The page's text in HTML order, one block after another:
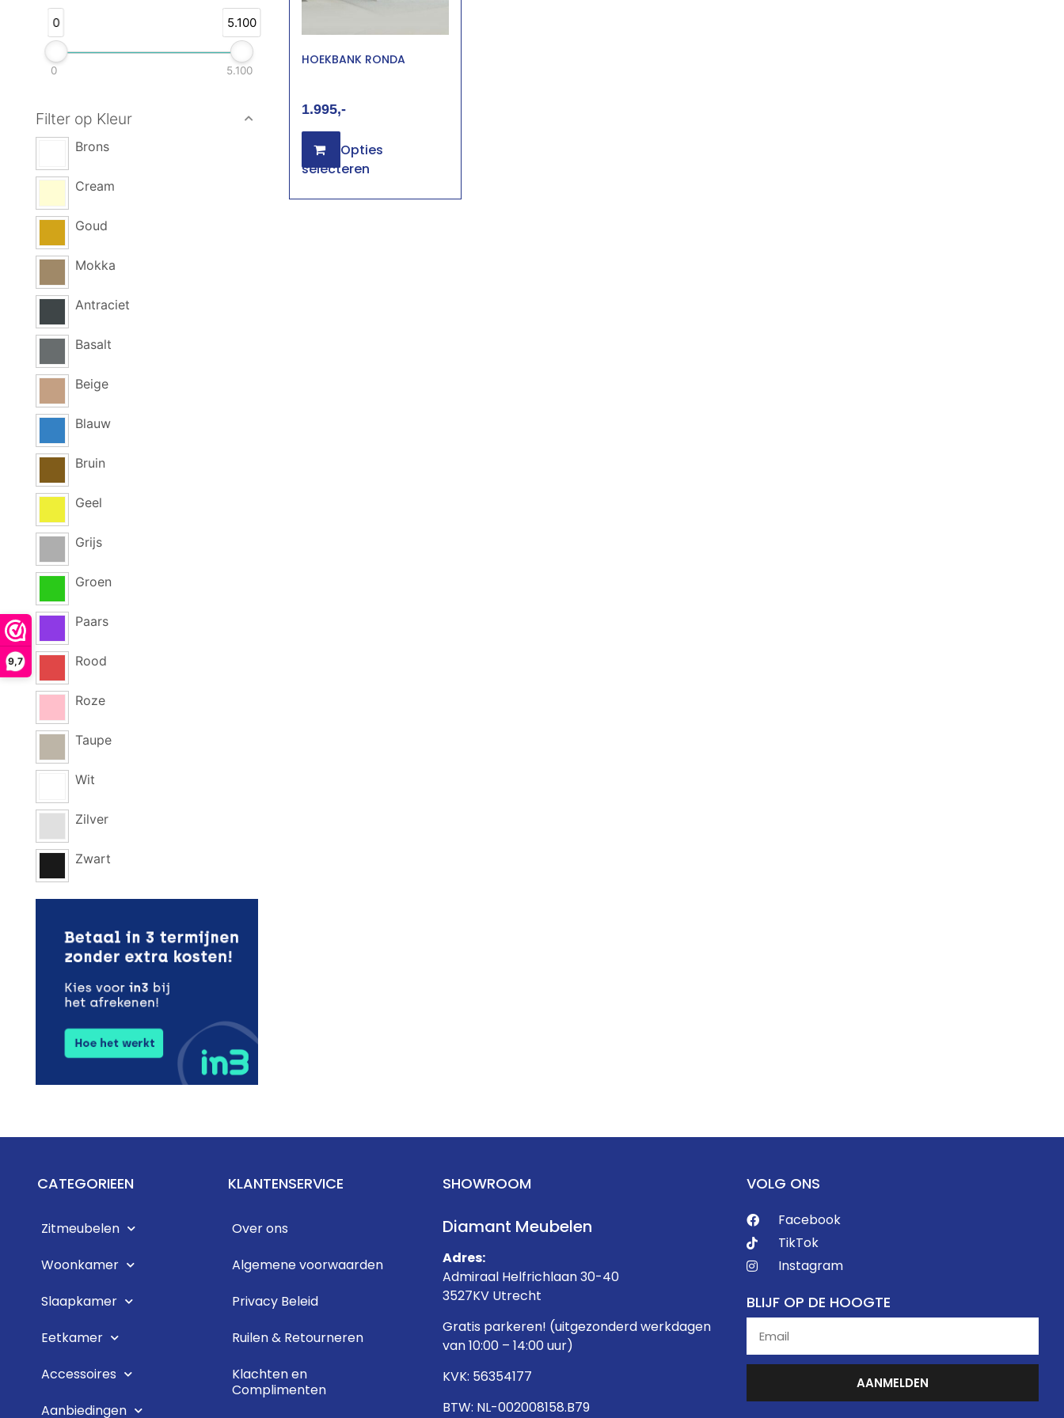
9,7
0 5.100
0 5.100
Filter op Kleur
Brons
Cream
Goud
Mokka
Antraciet
Basalt
Beige
Blauw
Bruin
Geel
Grijs
Groen
Paars
Rood
Roze
Taupe
Wit
Zilver
Zwart
HOEKBANK RONDA
1.995
Opties
selecteren
CATEGORIEEN
Zitmeubelen
Woonkamer
Slaapkamer
Eetkamer
Accessoires
Aanbiedingen
KLANTENSERVICE
Over ons
Algemene voorwaarden
Privacy Beleid
Ruilen & Retourneren
Klachten en
Complimenten
SHOWROOM
Diamant Meubelen
Adres:
Admiraal Helfrichlaan 30-40
3527KV Utrecht
Gratis parkeren! (uitgezonderd werkdagen
van 10:00 – 14:00 uur)
KVK: 56354177
BTW: NL-002008158.B79
VOLG ONS
Facebook
TikTok
Instagram
BLIJF OP DE HOOGTE
AANMELDEN